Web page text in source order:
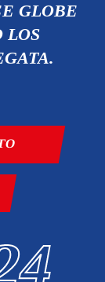
GLOBE
LOS